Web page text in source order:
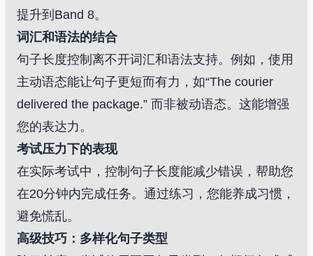
提升到Band 8。
词汇和语法的结合
句子长度控制离不开词汇和语法支持。例如，使用
主动语态能让句子更短而有力，如“The courier
delivered the package.” 而非被动语态。这能增强
您的表达力。
考试压力下的表现
在实际考试中，控制句子长度能减少错误，帮助您
在20分钟内完成任务。通过练习，您能养成习惯，
避免慌乱。
高级技巧：多样化句子类型